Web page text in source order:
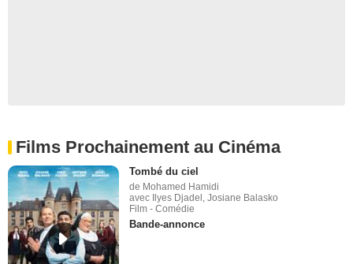
Films Prochainement au Cinéma
Tombé du ciel
de Mohamed Hamidi
avec Ilyes Djadel, Josiane Balasko
Film - Comédie
Bande-annonce